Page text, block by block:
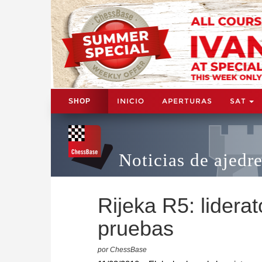
SHOP INICIO APERTURAS SAT
Noticias de
Rijeka R5:
pruebas
por ChessBase